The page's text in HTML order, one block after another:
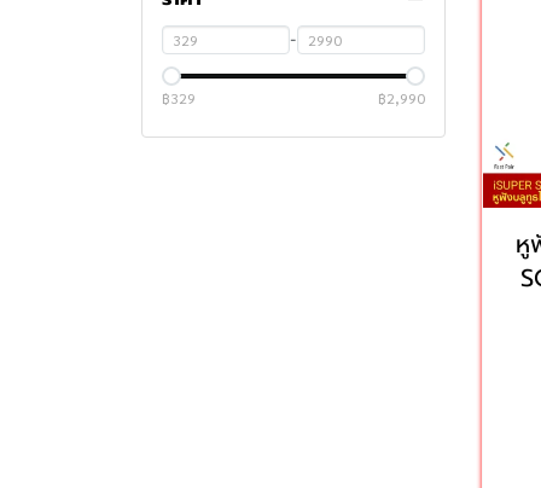
หูฟังบลูทูธ
Promotion
-
฿329 ฿2,990
หู